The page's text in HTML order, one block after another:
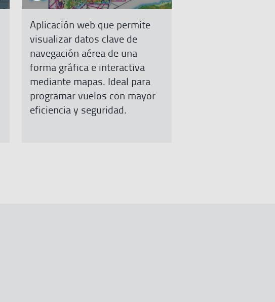
Aplicación web que permite
visualizar datos clave de
navegación aérea de una
forma gráfica e interactiva
mediante mapas. Ideal para
programar vuelos con mayor
eficiencia y seguridad.